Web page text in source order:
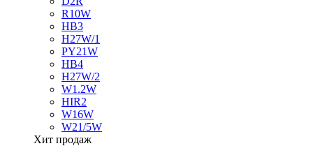
R10W
HB3
H27W/1
PY21W
HB4
H27W/2
W1.2W
HIR2
W16W
W21/5W
Хит продаж